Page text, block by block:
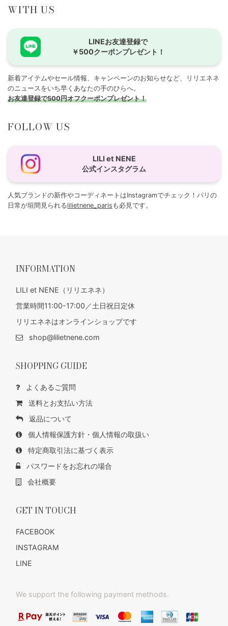
WITH US
LINEお友達登録で
￥500クーポンプレゼント！
新着アイテムやセール情報、キャンペーンのお知らせなど、リリエネネ
のニュースをいち早くあなたの手のひらへ。
お友達登録で500円オフクーポンプレゼント！
FOLLOW US
LILI et NENE
公式インスタグラム
人気ブランドの新作やコーディネートはInstagramでチェック！パリの
日常が垣間見られるlilietnene_paris も必見です。
INFORMATION
LILI et NENE（リリエネネ）
営業時間11:00-17:00／土日祝日定休
リリエネネはオンラインショップです
shop@lilietnene.com
SHOPPING GUIDE
よくあるご質問
送料とお支払い方法
返品について
個人情報保護方針・個人情報の取扱い
特定商取引法に基づく表示
パスワードをお忘れの場合
会社概要
GET IN TOUCH
FACEBOOK
INSTAGRAM
LINE
We support the following payment methods.